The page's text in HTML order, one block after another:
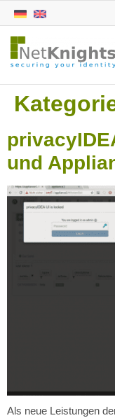
und
Als neue Leistungen